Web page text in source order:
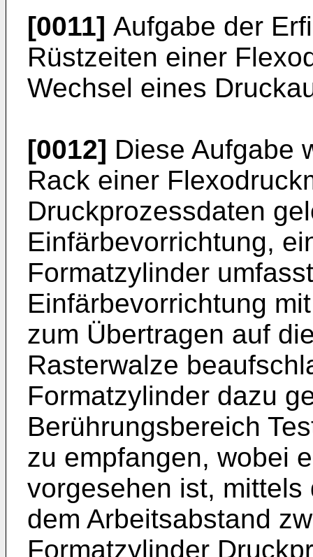
[0011] Aufgabe der
Rüstzeiten einer
Wechsel eines
[0012] Diese Aufgabe
Rack einer
Druckprozessdaten
Einfärbevorrichtung,
Formatzylinder
Einfärbevorrichtung
zum Übertragen auf
Rasterwalze
Formatzylinder dazu
Berührungsbereich
zu empfangen, wobei
vorgesehen ist,
dem Arbeitsabstand
Formatzylinder